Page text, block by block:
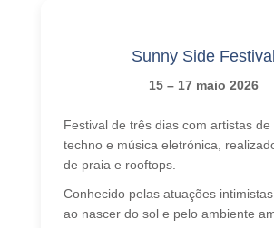
Sunny Side Festival
15 – 17 maio 2026
Festival de três dias com artistas de
techno e música eletrónica,
de praia e rooftops.
Conhecido pelas atuações
ao nascer do sol e pelo ambiente